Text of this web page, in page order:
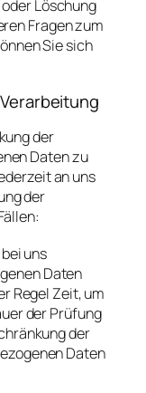
Löschung
Fragen zum
Sie sich
der
Daten zu
an uns
der
uns
Daten
Regel Zeit, um
der Prüfung
der
Daten